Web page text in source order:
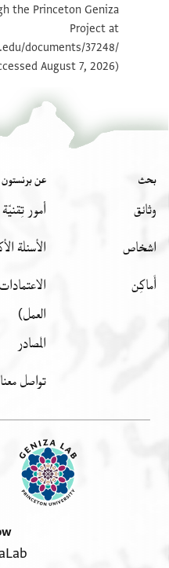
بيان أذونات الصورة
the Princeton Geniza
Project at
documents/37248/
August 7, 2026).
بحث
وثائق
اشخاص
أَماكِن
عن برنستون
أمور تِقنيّة
الأسئلة
العمل)
المصادر
تواصل معنا